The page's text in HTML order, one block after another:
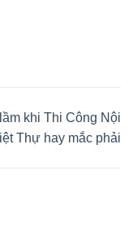
khi Thi Công Nội
Thự hay mắc phải